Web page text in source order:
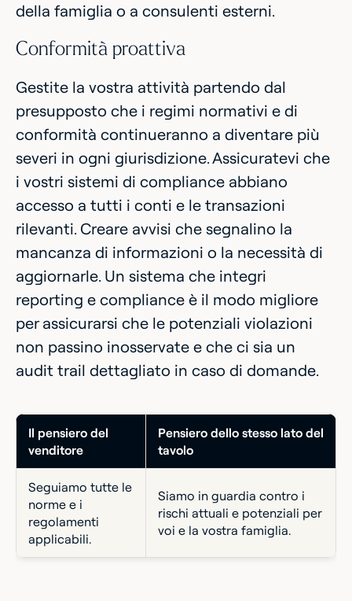
della famiglia o a consulenti esterni.
Conformità proattiva
Gestite la vostra attività partendo dal
presupposto che i regimi normativi e di
conformità continueranno a diventare più
severi in ogni giurisdizione. Assicuratevi che
i vostri sistemi di compliance abbiano
accesso a tutti i conti e le transazioni
rilevanti. Creare avvisi che segnalino la
mancanza di informazioni o la necessità di
aggiornarle. Un sistema che integri
reporting e compliance è il modo migliore
per assicurarsi che le potenziali violazioni
non passino inosservate e che ci sia un
audit trail dettagliato in caso di domande.
Il pensiero del
venditore
Pensiero dello stesso lato del
tavolo
Seguiamo tutte le
norme e i
regolamenti
applicabili.
Siamo in guardia contro i
rischi attuali e potenziali per
voi e la vostra famiglia.